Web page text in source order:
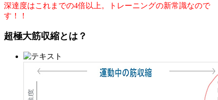
深達度はこれまでの4倍以上。トレーニングの新常識なので
す！！
超極大筋収縮とは？